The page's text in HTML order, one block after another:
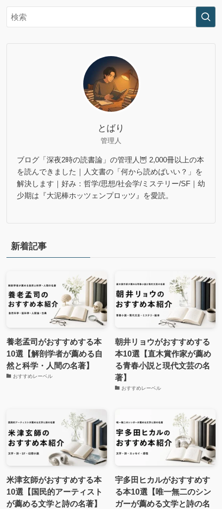
とばり
管理人
ブログ「深夜2時の読書論」の管理人🦉 2,000冊以上の本
を読んできました｜人文書の「何から読めばいい？」を
解決します｜好み：哲学/思想/社会学/ミステリー/SF｜幼
少期は『大泥棒ホッツェンプロッツ』を愛読。
新着記事
養老孟司がおすすめする本
10選【解剖学者が薦める自
然と科学・人間の名著】
おすすめレーベル
朝井リョウがおすすめする
本10選【直木賞作家が薦め
る青春小説と現代文芸の名
著】
おすすめレーベル
米津玄師がおすすめする本
10選【国民的アーティスト
が薦める文学と詩の名著】
宇多田ヒカルがおすすめす
る本10選【唯一無二のシン
ガーが薦める文学と詩の名